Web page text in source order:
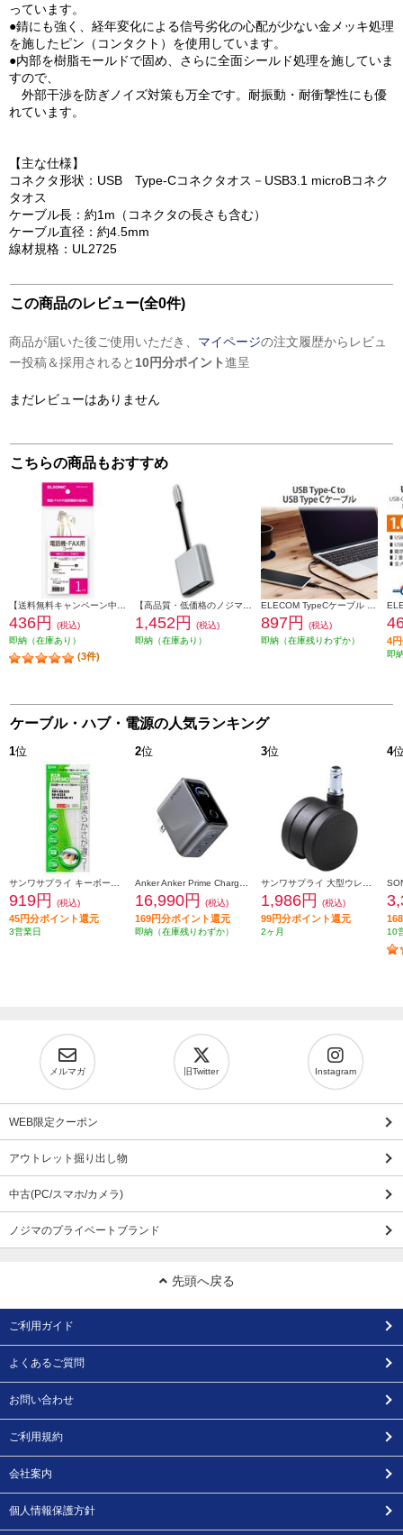
っています。
●錆にも強く、経年変化による信号劣化の心配が少ない金メッキ処理
を施したピン（コンタクト）を使用しています。
●内部を樹脂モールドで固め、さらに全面シールド処理を施していま
すので、
外部干渉を防ぎノイズ対策も万全です。耐振動・耐衝撃性にも優
れています。
【主な仕様】
コネクタ形状：USB Type-Cコネクタオス－USB3.1 microBコネク
タオス
ケーブル長：約1m（コネクタの長さも含む）
ケーブル直径：約4.5mm
線材規格：UL2725
この商品のレビュー(全0件)
商品が届いた後ご使用いただき、 マイページの注文履歴からレビュ
ー投稿＆採用されると 10円分ポイント進呈
まだレビューはありません
こちらの商品もおすすめ
436円
(税込)
即納（在庫あり）
(3件)
1,452円
(税込)
即納（在庫あり）
897円
(税込)
即納（在庫残りわずか）
4
即
ケーブル・ハブ・電源の人気ランキング
1位
919円 (税込)
45円分ポイント還元
3営業日
2位
16,990円 (税込)
169円分ポイント還元
即納（在庫残りわずか）
3位
1,986円 (税込)
99円分ポイント還元
2ヶ月
4
10
メルマガ 旧Twitter Instagram
WEB限定クーポン
アウトレット掘り出し物
中古(PC/スマホ/カメラ)
ノジマのプライベートブランド
先頭へ戻る
ご利用ガイド
よくあるご質問
お問い合わせ
ご利用規約
会社案内
個人情報保護方針